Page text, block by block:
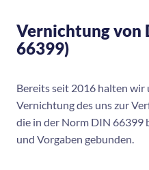
Vernichtung von
66399)
Bereits seit 2016 halten wir
Vernichtung des uns zur
die in der Norm DIN 66399
und Vorgaben gebunden.